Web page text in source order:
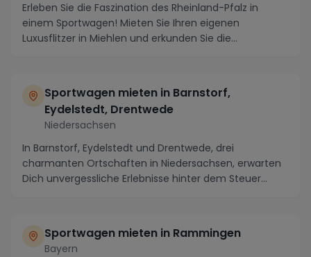
Erleben Sie die Faszination des Rheinland-Pfalz in
einem Sportwagen! Mieten Sie Ihren eigenen
Luxusflitzer in Miehlen und erkunden Sie die
Sportwagen mieten in Barnstorf,
Eydelstedt, Drentwede
Niedersachsen
In Barnstorf, Eydelstedt und Drentwede, drei
charmanten Ortschaften in Niedersachsen, erwarten
Dich unvergessliche Erlebnisse hinter dem Steuer
Sportwagen mieten in Rammingen
Bayern